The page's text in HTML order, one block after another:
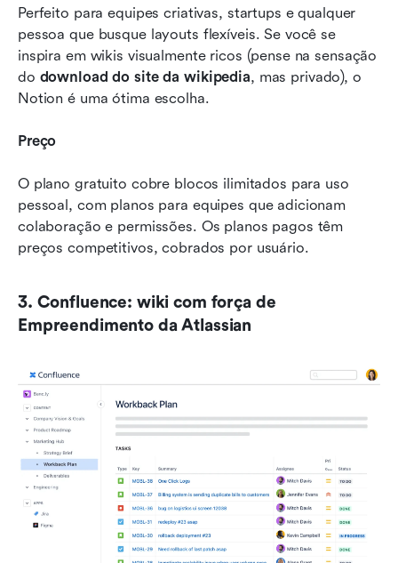
Perfeito para equipes criativas, startups e qualquer
pessoa que busque layouts flexíveis. Se você se
inspira em wikis visualmente ricos (pense na sensação
do download do site da wikipedia, mas privado), o
Notion é uma ótima escolha.
Preço
O plano gratuito cobre blocos ilimitados para uso
pessoal, com planos para equipes que adicionam
colaboração e permissões. Os planos pagos têm
preços competitivos, cobrados por usuário.
3. Confluence: wiki com força de
Empreendimento da Atlassian